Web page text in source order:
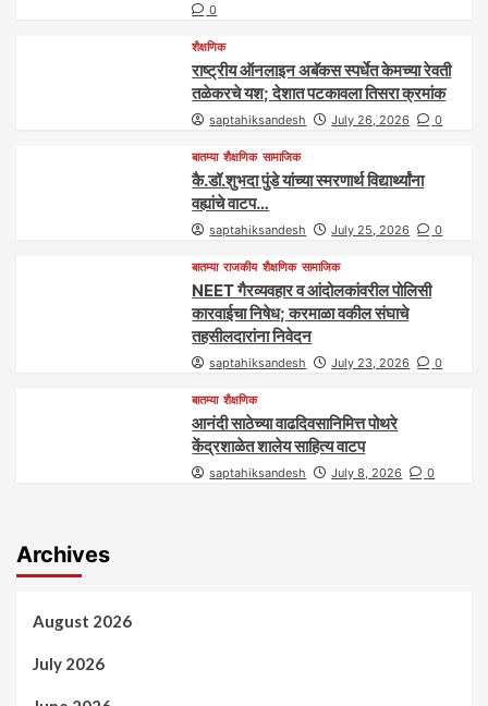
0
शैक्षणिक
राष्ट्रीय ऑनलाइन अबॅकस स्पर्धेत केमच्या रेवती
तळेकरचे यश; देशात पटकावला तिसरा क्रमांक
saptahiksandesh July 26, 2026 0
बातम्या शैक्षणिक सामाजिक
कै.डॉ.शुभदा पुंडे यांच्या स्मरणार्थ विद्यार्थ्यांना
वह्यांचे वाटप…
saptahiksandesh July 25, 2026 0
बातम्या राजकीय शैक्षणिक सामाजिक
NEET गैरव्यवहार व आंदोलकांवरील पोलिसी
कारवाईचा निषेध; करमाळा वकील संघाचे
तहसीलदारांना निवेदन
saptahiksandesh July 23, 2026 0
बातम्या शैक्षणिक
आनंदी साठेच्या वाढदिवसानिमित्त पोथरे
केंद्रशाळेत शालेय साहित्य वाटप
saptahiksandesh July 8, 2026 0
Archives
August 2026
July 2026